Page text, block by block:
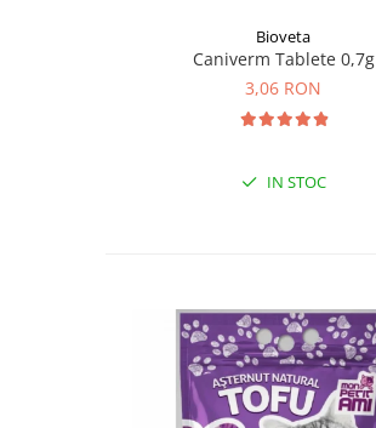
Bioveta
Caniverm Tablete 0,7g
3,06 RON
IN STOC